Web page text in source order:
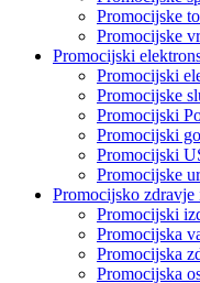
Promocijske
Promocijske
Promocijski
Promocijski
Promocijske
Promocijski
Promocijski
Promocijski
Promocijske
Promocijsko zdravje
Promocijski
Promocijska
Promocijska
Promocijska